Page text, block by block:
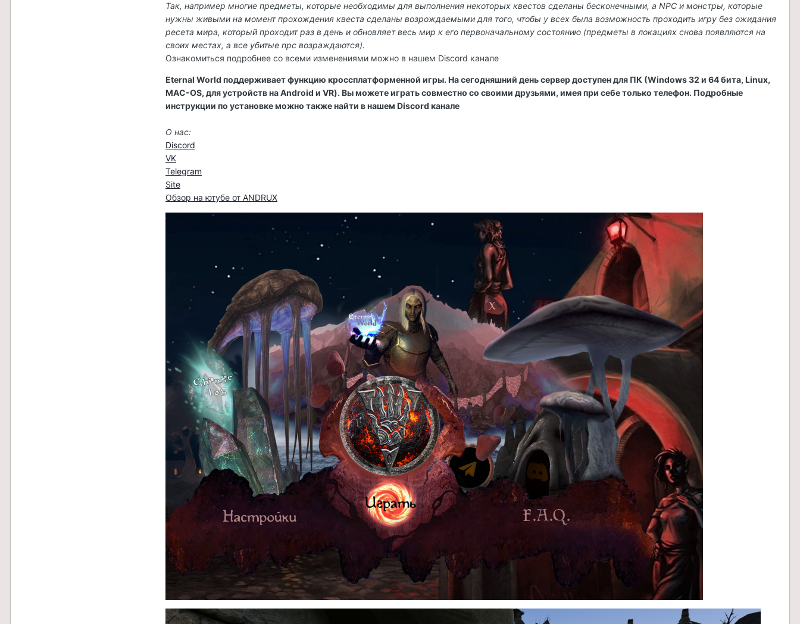
Так, например многие предметы, которые необходимы для выполнения некоторых квестов сделаны бесконечными, а NPC и монстры, которые
нужны живыми на момент прохождения квеста сделаны возрождаемыми для того, чтобы у всех была возможность проходить игру без ожидания
ресета мира, который проходит раз в день и обновляет весь мир к его первоначальному состоянию (предметы в локациях снова появляются на
своих местах, а все убитые npc возраждаются).
Ознакомиться подробнее со всеми изменениями можно в нашем Discord канале
Eternal World поддерживает функцию кроссплатформенной игры. На сегодняшний день сервер доступен для ПК (Windows 32 и 64 бита, Linux,
MAC-OS, для устройств на Android и VR). Вы можете играть совместно со своими друзьями, имея при себе только телефон. Подробные
инструкции по установке можно также найти в нашем Discord канале
О нас:
Discord
VK
Telegram
Site
Обзор на ютубе от ANDRUX